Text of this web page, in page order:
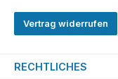
Vertrag widerrufen
RECHTLICHES